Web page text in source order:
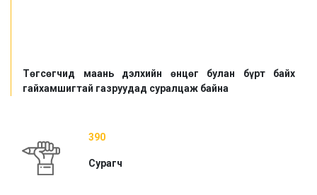
Төгсөгчид маань дэлхийн өнцөг булан бүрт байх
гайхамшигтай газруудад суралцаж байна
390
Сурагч